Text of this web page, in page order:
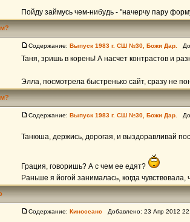
Пойду займусь чем-нибудь - "начерчу пару
Содержание: Выпуск 1983 г. СШ №30, Божи Дар.
Таня, зришь в корень! А насчет контрастов и
Элла, посмотрела быстренько сайт, сразу не
Содержание: Выпуск 1983 г. СШ №30, Божи Дар.
Танюша, держись, дорогая, и выздоравливай
Грация, говоришь? А с чем ее едят?
Раньше я йогой занималась, когда
Содержание: Киносеанс Добавлено: 23 Апр 2012